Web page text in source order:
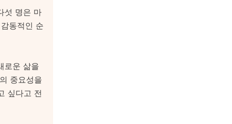
섯 명은 마
동적인 순
로운 삶을
중요성을
싶다고 전